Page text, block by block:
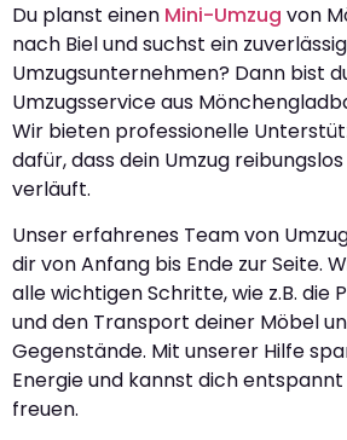
Du planst einen Mini-Umzug von
nach Biel und suchst ein
Umzugsunternehmen? Dann bist
Umzugsservice aus
Wir bieten professionelle
dafür, dass dein Umzug
verläuft.
Unser erfahrenes Team von
dir von Anfang bis Ende zur Seite.
alle wichtigen Schritte, wie z.B. die
und den Transport deiner Möbel
Gegenstände. Mit unserer Hilfe
Energie und kannst dich
freuen.